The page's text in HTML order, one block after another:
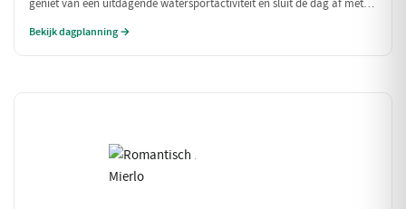
geniet van een uitdagende watersportactiviteit en sluit de dag af met
zijn in de natuur!
Bekijk dagplanning →